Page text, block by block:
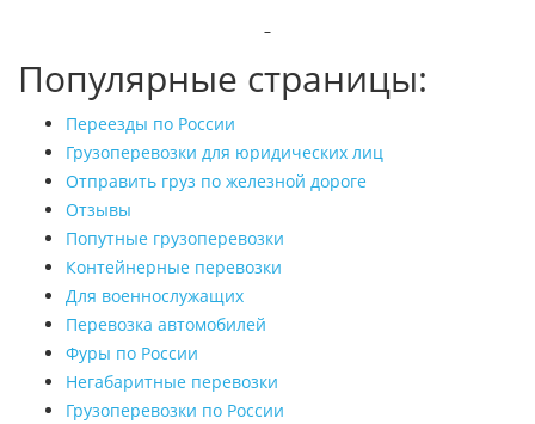
Популярные страницы:
Переезды по России
Грузоперевозки для юридических лиц
Отправить груз по железной дороге
Отзывы
Попутные грузоперевозки
Контейнерные перевозки
Для военнослужащих
Перевозка автомобилей
Фуры по России
Негабаритные перевозки
Грузоперевозки по России